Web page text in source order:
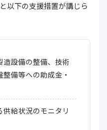
以下の支援措置が講じら
造設備の整備、技術
備等への助成金・
供給状況のモニタリ